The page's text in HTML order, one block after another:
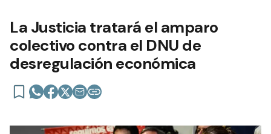
La Justicia tratará el amparo
colectivo contra el DNU de
desregulación económica